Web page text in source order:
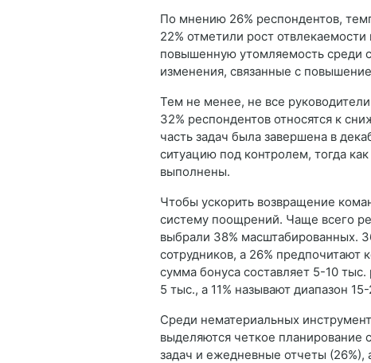
По мнению 26% респондентов,
22% отметили рост
повышенную утомляемость среди
изменения, связанные с
Тем не менее, не все
32% респондентов относятся к
часть задач была завершена в
ситуацию под контролем, тогда
выполнены.
Чтобы ускорить возвращение
систему поощрений. Чаще всего
выбрали 38% масштабированных.
сотрудников, а 26%
сумма бонуса составляет 5-10
5 тыс., а 11% называют диапазон
Среди нематериальных
выделяются четкое планирование
задач и ежедневные отчеты (26%),